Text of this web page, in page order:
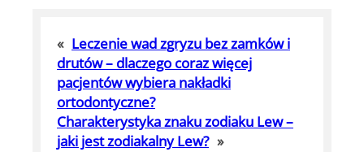
« Leczenie wad zgryzu bez zamków i
drutów – dlaczego coraz więcej
pacjentów wybiera nakładki
ortodontyczne?
Charakterystyka znaku zodiaku Lew –
jaki jest zodiakalny Lew? »